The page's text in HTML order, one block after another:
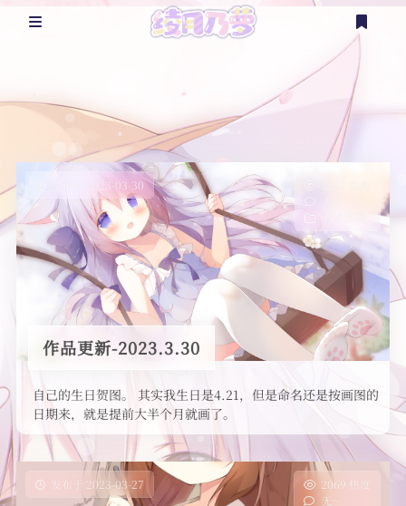
乃言乃语
杂七杂八
二次创作
实体周边
延伸资源
友情链接
更多？
随笔
时间轴
登录 注册
发布于 2023-03-30
作品更新-2023.3.30
自己的生日贺图。 其实我生日是4.21，但是命名还是按画图的
日期来，就是提前大半个月就画了。
发布于 2023-03-27
2069 热度
无~